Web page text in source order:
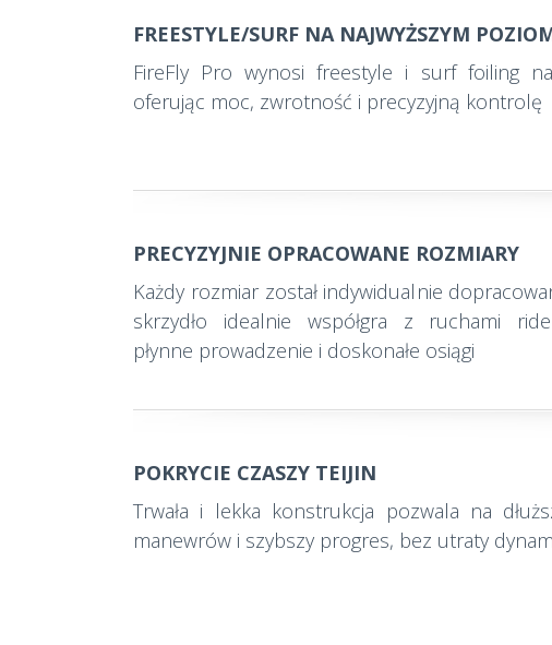
FREESTYLE/SURF NA NAJWYŻSZYM
FireFly Pro wynosi freestyle i surf foiling
oferując moc, zwrotność i precyzyjną kontrolę
PRECYZYJNIE OPRACOWANE ROZMIARY
Każdy rozmiar został indywidualnie
skrzydło idealnie współgra z ruchami
płynne prowadzenie i doskonałe osiągi
POKRYCIE CZASZY TEIJIN
Trwała i lekka konstrukcja pozwala na
manewrów i szybszy progres, bez utraty